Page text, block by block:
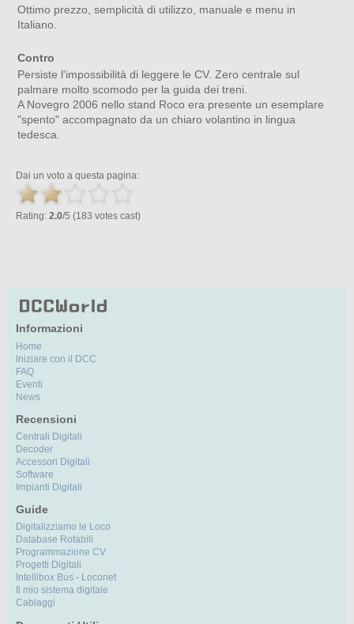
Ottimo prezzo, semplicità di utilizzo, manuale e menu in
Italiano.
Contro
Persiste l'impossibilità di leggere le CV. Zero centrale sul
palmare molto scomodo per la guida dei treni.
A Novegro 2006 nello stand Roco era presente un esemplare
"spento" accompagnato da un chiaro volantino in lingua
tedesca.
Dai un voto a questa pagina:
Rating: 2.0/5 (183 votes cast)
Informazioni
Home
Iniziare con il DCC
FAQ
Eventi
News
Recensioni
Centrali Digitali
Decoder
Accessori Digitali
Software
Impianti Digitali
Guide
Digitalizziamo le Loco
Database Rotabili
Programmazione CV
Progetti Digitali
Intellibox Bus - Loconet
Il mio sistema digitale
Cablaggi